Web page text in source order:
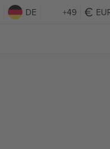
DE +49